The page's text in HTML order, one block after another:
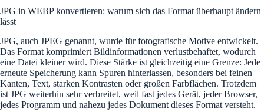
JPG in WEBP konvertieren: warum sich das Format überhaupt ändern
lässt
JPG, auch JPEG genannt, wurde für fotografische Motive entwickelt.
Das Format komprimiert Bildinformationen verlustbehaftet, wodurch
eine Datei kleiner wird. Diese Stärke ist gleichzeitig eine Grenze: Jede
erneute Speicherung kann Spuren hinterlassen, besonders bei feinen
Kanten, Text, starken Kontrasten oder großen Farbflächen. Trotzdem
ist JPG weiterhin sehr verbreitet, weil fast jedes Gerät, jeder Browser,
jedes Programm und nahezu jedes Dokument dieses Format versteht.